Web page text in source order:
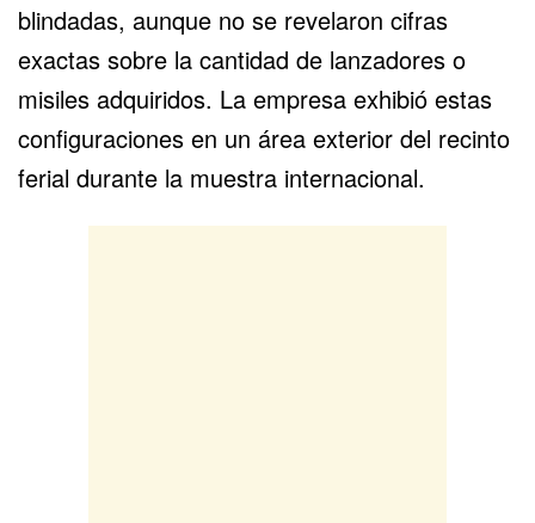
blindadas, aunque no se revelaron cifras
exactas sobre la cantidad de lanzadores o
misiles adquiridos. La empresa exhibió estas
configuraciones en un área exterior del recinto
ferial durante la muestra internacional.